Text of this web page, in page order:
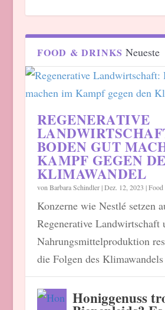
FOOD & DRINKS Neueste
REGENERATIVE
BODEN GUT
KAMPF GEGEN
KLIMAWANDEL
von Barbara Schindler|Dez. 12, 2023 |
Konzerne wie Nestlé setzen
Regenerative Landwirtschaft
Nahrungsmittelproduktion
die Folgen des
Honiggenuss